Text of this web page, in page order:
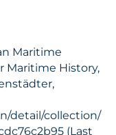
Maritime
Maritime History,
detail/collection/
(Last